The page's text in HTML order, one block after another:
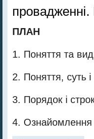
ПЛАН
1. Поняття та
2. Поняття, суть
3. Порядок і
4. Ознайомлення